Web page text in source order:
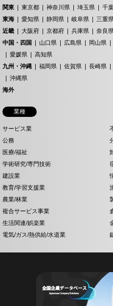
関東
東京都 神奈川県 埼玉県 千
東海
愛知県 静岡県 岐阜県
三重
近畿
大阪府 京都府 兵庫県 奈良
中国・四国
山口県 広島県 岡山県
愛媛県
高知県
九州・沖縄
福岡県 佐賀県 長崎県
沖縄県
海外
業種
サービス業
公務
医療/福祉
学術研究/専門技術
建設業
教育/学習支援業
農業/林業
複合サービス事業
生活関連/娯楽業
電気/ガス/熱供給/水道業